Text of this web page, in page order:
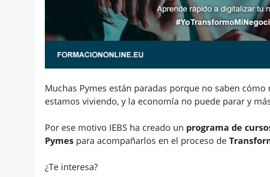
Muchas Pymes están paradas porque no saben
estamos viviendo, y la economía no puede parar y
Por ese motivo IEBS ha creado un programa de
Pymes para acompañarlos en el proceso de
¿Te interesa?